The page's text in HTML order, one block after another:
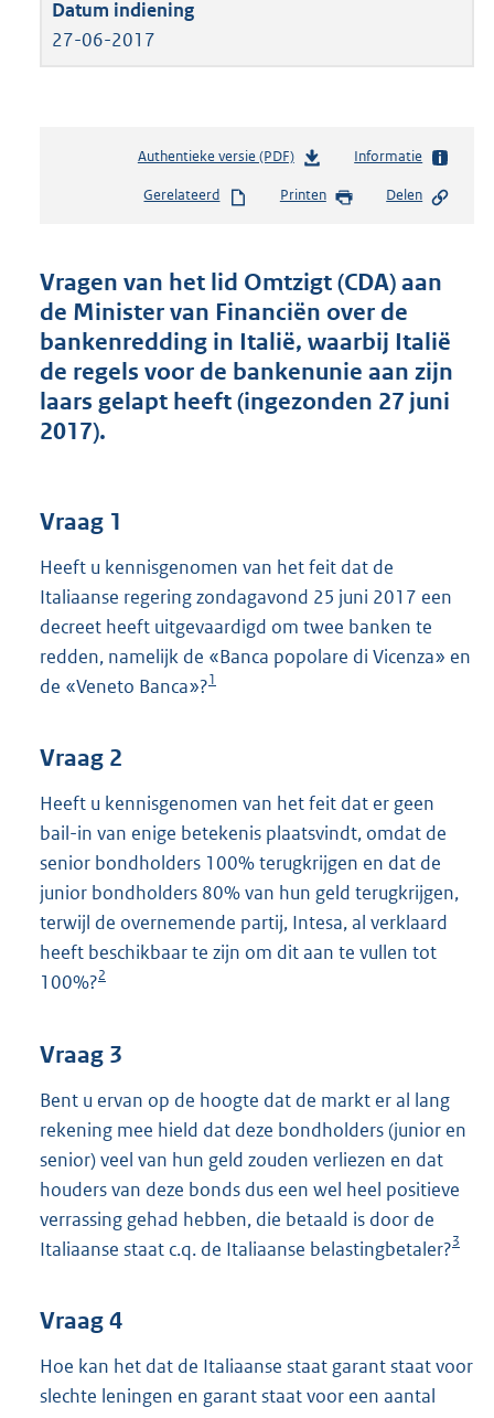
27-06-2017
Authentieke versie (PDF)b
s
d
s
g
r
o
K
b
Informatie
Gerelateerd Printen Delen
Vragen van het lid Omtzigt (CDA) aan
de Minister van Financiën over de
bankenredding in Italië, waarbij Italië
de regels voor de bankenunie aan zijn
laars gelapt heeft (ingezonden 27 juni
2017).
Vraag 1
Heeft u kennisgenomen van het feit dat de
Italiaanse regering zondagavond 25 juni 2017 een
decreet heeft uitgevaardigd om twee banken te
redden, namelijk de «Banca popolare di Vicenza» en
de «Veneto Banca»?1
Vraag 2
Heeft u kennisgenomen van het feit dat er geen
bail-in van enige betekenis plaatsvindt, omdat de
senior bondholders 100% terugkrijgen en dat de
junior bondholders 80% van hun geld terugkrijgen,
terwijl de overnemende partij, Intesa, al verklaard
heeft beschikbaar te zijn om dit aan te vullen tot
100%?2
Vraag 3
Bent u ervan op de hoogte dat de markt er al lang
rekening mee hield dat deze bondholders (junior en
senior) veel van hun geld zouden verliezen en dat
houders van deze bonds dus een wel heel positieve
verrassing gehad hebben, die betaald is door de
Italiaanse staat c.q. de Italiaanse belastingbetaler?3
Vraag 4
Hoe kan het dat de Italiaanse staat garant staat voor
slechte leningen en garant staat voor een aantal